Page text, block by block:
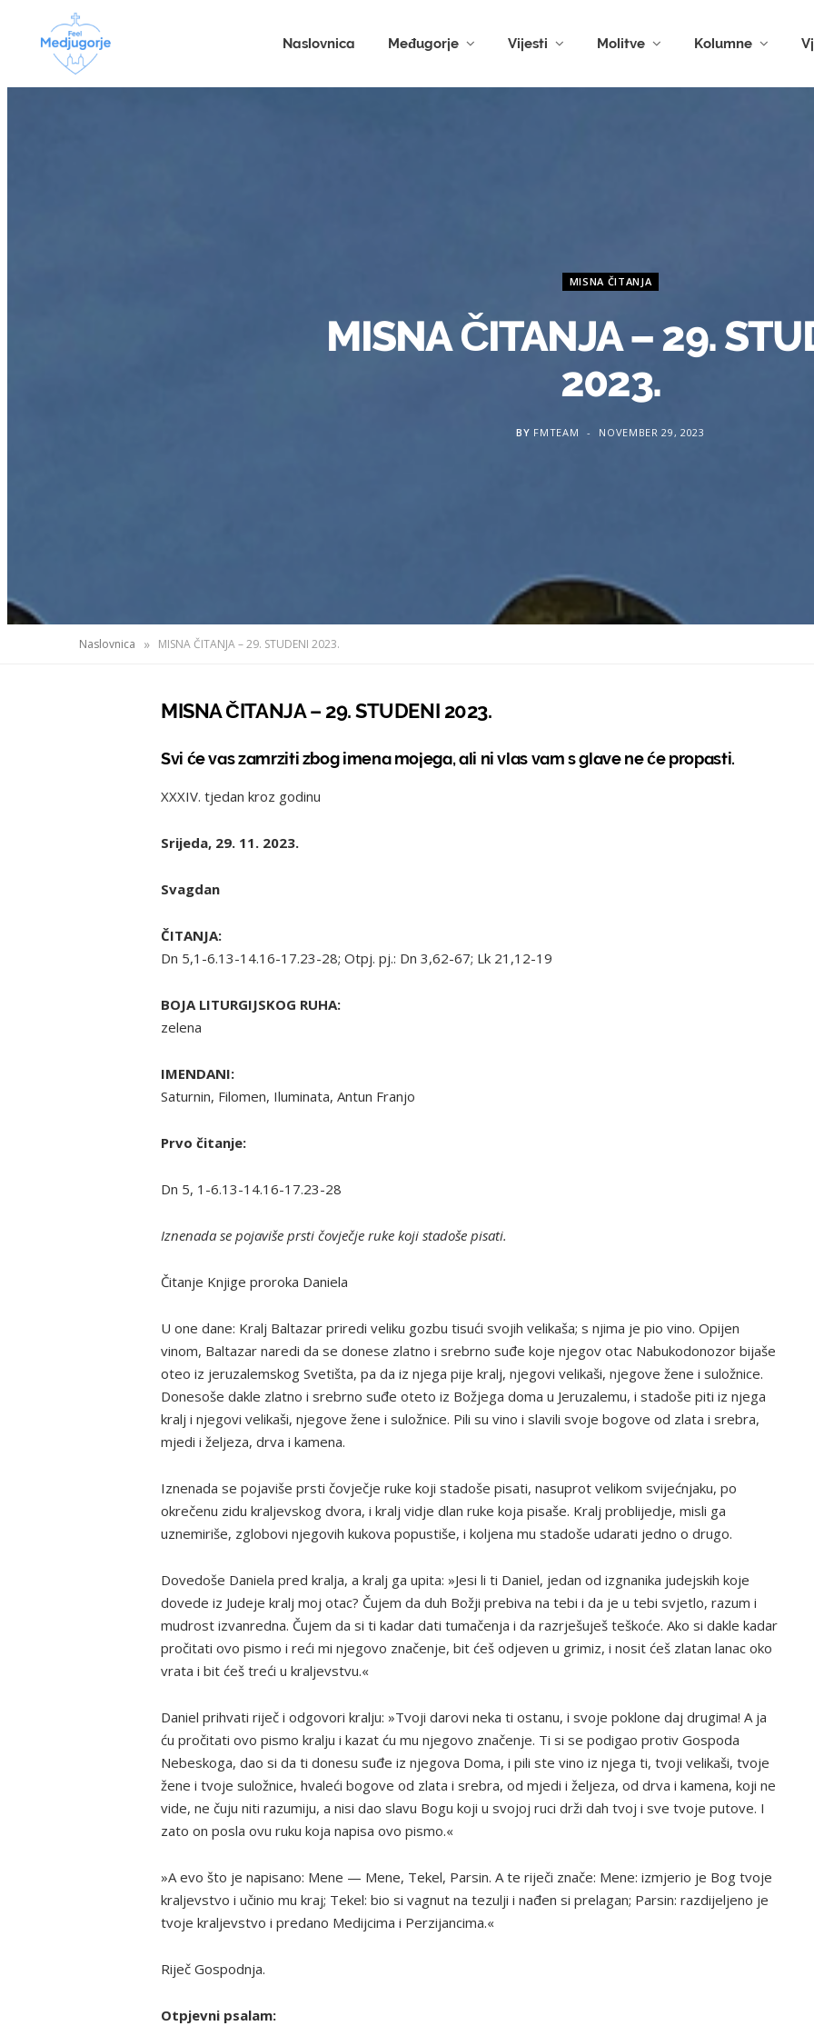
Naslovnica Međugorje Vijesti Molitve Kolumne
MISNA ČITANJA
MISNA ČITANJA – 29.
2023.
BY FMTEAM NOVEMBER 29, 2023
Naslovnica » MISNA ČITANJA – 29. STUDENI 2023.
MISNA ČITANJA – 29. STUDENI 2023.
Svi će vas zamrziti zbog imena mojega, ali ni vlas vam s glave ne će propasti.
XXXIV. tjedan kroz godinu
Srijeda, 29. 11. 2023.
Svagdan
ČITANJA:
Dn 5,1-6.13-14.16-17.23-28; Otpj. pj.: Dn 3,62-67; Lk 21,12-19
BOJA LITURGIJSKOG RUHA:
zelena
IMENDANI:
Saturnin, Filomen, Iluminata, Antun Franjo
Prvo čitanje:
Dn 5, 1-6.13-14.16-17.23-28
Iznenada se pojaviše prsti čovječje ruke koji stadoše pisati.
Čitanje Knjige proroka Daniela
U one dane: Kralj Baltazar priredi veliku gozbu tisući svojih velikaša; s njima je pio vino. Opijen
vinom, Baltazar naredi da se donese zlatno i srebrno suđe koje njegov otac Nabukodonozor bijaše
oteo iz jeruzalemskog Svetišta, pa da iz njega pije kralj, njegovi velikaši, njegove žene i suložnice.
Donesoše dakle zlatno i srebrno suđe oteto iz Božjega doma u Jeruzalemu, i stadoše piti iz njega
kralj i njegovi velikaši, njegove žene i suložnice. Pili su vino i slavili svoje bogove od zlata i srebra,
mjedi i željeza, drva i kamena.
Iznenada se pojaviše prsti čovječje ruke koji stadoše pisati, nasuprot velikom svijećnjaku, po
okrečenu zidu kraljevskog dvora, i kralj vidje dlan ruke koja pisaše. Kralj problijedje, misli ga
uznemiriše, zglobovi njegovih kukova popustiše, i koljena mu stadoše udarati jedno o drugo.
Dovedoše Daniela pred kralja, a kralj ga upita: »Jesi li ti Daniel, jedan od izgnanika judejskih koje
dovede iz Judeje kralj moj otac? Čujem da duh Božji prebiva na tebi i da je u tebi svjetlo, razum i
mudrost izvanredna. Čujem da si ti kadar dati tumačenja i da razrješuješ teškoće. Ako si dakle kadar
pročitati ovo pismo i reći mi njegovo značenje, bit ćeš odjeven u grimiz, i nosit ćeš zlatan lanac oko
vrata i bit ćeš treći u kraljevstvu.«
Daniel prihvati riječ i odgovori kralju: »Tvoji darovi neka ti ostanu, i svoje poklone daj drugima! A ja
ću pročitati ovo pismo kralju i kazat ću mu njegovo značenje. Ti si se podigao protiv Gospoda
Nebeskoga, dao si da ti donesu suđe iz njegova Doma, i pili ste vino iz njega ti, tvoji velikaši, tvoje
žene i tvoje suložnice, hvaleći bogove od zlata i srebra, od mjedi i željeza, od drva i kamena, koji ne
vide, ne čuju niti razumiju, a nisi dao slavu Bogu koji u svojoj ruci drži dah tvoj i sve tvoje putove. I
zato on posla ovu ruku koja napisa ovo pismo.«
»A evo što je napisano: Mene — Mene, Tekel, Parsin. A te riječi znače: Mene: izmjerio je Bog tvoje
kraljevstvo i učinio mu kraj; Tekel: bio si vagnut na tezulji i nađen si prelagan; Parsin: razdijeljeno je
tvoje kraljevstvo i predano Medijcima i Perzijancima.«
Riječ Gospodnja.
Otpjevni psalam: